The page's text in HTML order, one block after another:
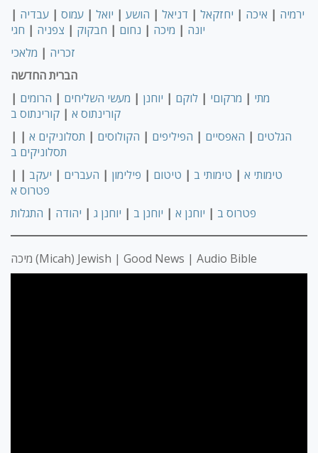
ירמיה | איכה | יחזקאל | דניאל | הושע | יואל | עמוס | עבדיה |
יונה | מיכה | נחום | חבקוק | צפניה | חגי
זכריה | מלאכי
הברית החדשה
מתי | מרקוםי | לוקם | יוחנן | מעשי השליחים | הרומים |
קורינתוס א | קורינתוס ב
|
הגלטים | האפסיים | הפיליפים | הקולוסים | תסלוניקים א |
תסלוניקים ב
|
טימותי א | טימותי ב | טיטום | פילימון | העברים | יעקב |
פטרוס א
פטרוס ב | יוחנן א | יוחנן ב | יוחנן ג | יהודה | התגלות
מיכה (Micah) Jewish | Good News | Audio Bible